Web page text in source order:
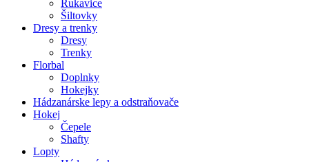
Rukavice
Šiltovky
Dresy a trenky
Dresy
Trenky
Florbal
Doplnky
Hokejky
Hádzanárske lepy a odstraňovače
Hokej
Čepele
Shafty
Lopty